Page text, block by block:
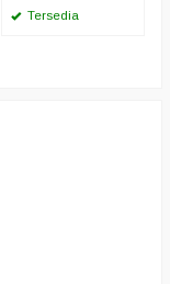
Tersedia